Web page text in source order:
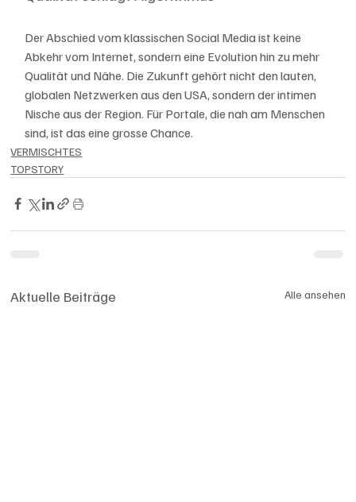
Der Abschied vom klassischen Social Media ist keine
Abkehr vom Internet, sondern eine Evolution hin zu mehr
Qualität und Nähe. Die Zukunft gehört nicht den lauten,
globalen Netzwerken aus den USA, sondern der intimen
Nische aus der Region. Für Portale, die nah am Menschen
sind, ist das eine grosse Chance.
VERMISCHTES
TOPSTORY
Aktuelle Beiträge Alle ansehen